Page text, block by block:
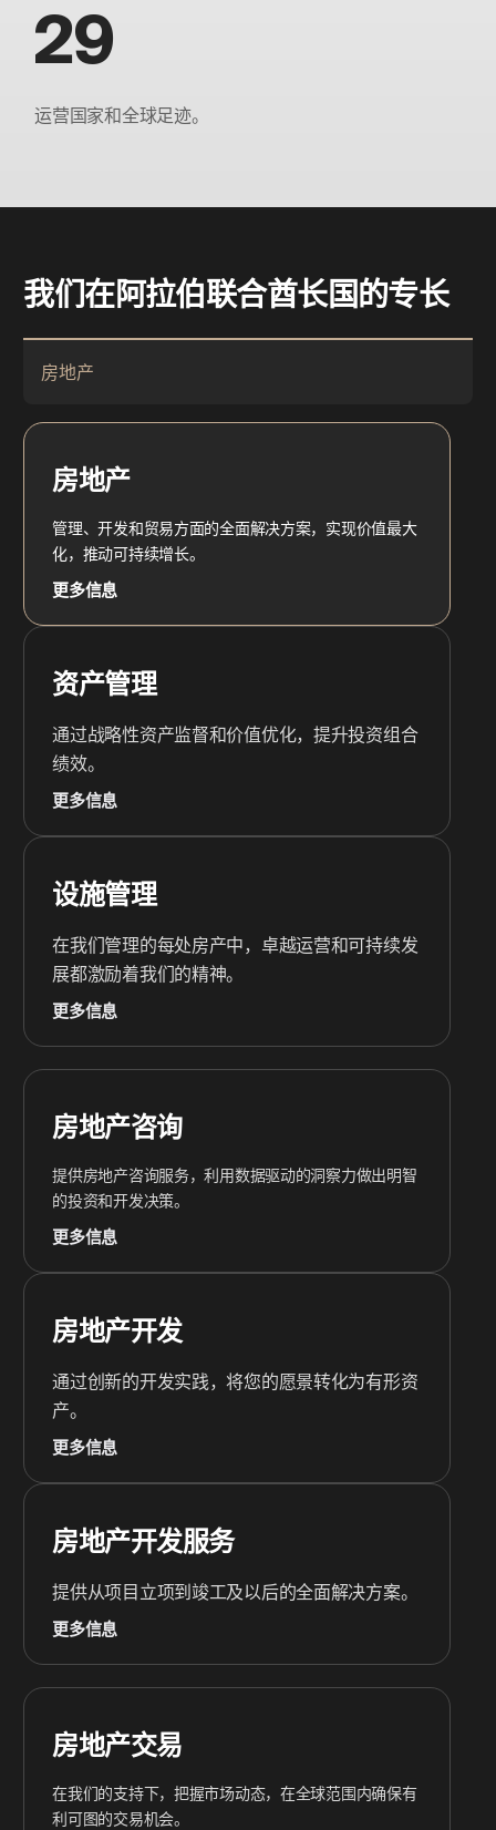
29
运营国家和全球足迹。
我们在阿拉伯联合酋长国的专长
房地产
房地产
管理、开发和贸易方面的全面解决方案，实现价值最大
化，推动可持续增长。
更多信息
资产管理
通过战略性资产监督和价值优化，提升投资组合
绩效。
更多信息
设施管理
在我们管理的每处房产中，卓越运营和可持续发
展都激励着我们的精神。
更多信息
房地产咨询
提供房地产咨询服务，利用数据驱动的洞察力做出明智
的投资和开发决策。
更多信息
房地产开发
通过创新的开发实践，将您的愿景转化为有形资
产。
更多信息
房地产开发服务
提供从项目立项到竣工及以后的全面解决方案。
更多信息
房地产交易
在我们的支持下，把握市场动态，在全球范围内确保有
利可图的交易机会。